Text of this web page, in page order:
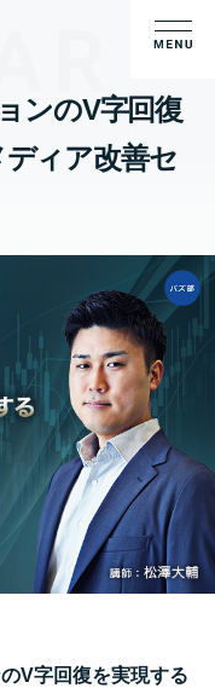
ンのV字回復
ィア改善セ
V字回復を実現する